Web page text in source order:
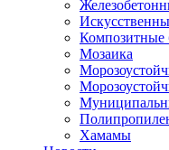
Композитные
Мозаика
Хамамы